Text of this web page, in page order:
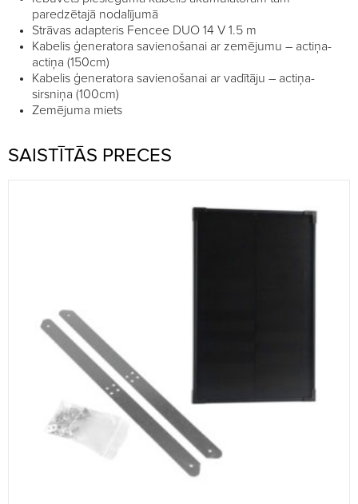
paredzētajā nodalījumā
Strāvas adapteris Fencee DUO 14 V 1.5 m
Kabelis ģeneratora savienošanai ar zemējumu – actiņa-
actiņa (150cm)
Kabelis ģeneratora savienošanai ar vadītāju – actiņa-
sirsniņa (100cm)
Zemējuma miets
SAISTĪTĀS PRECES